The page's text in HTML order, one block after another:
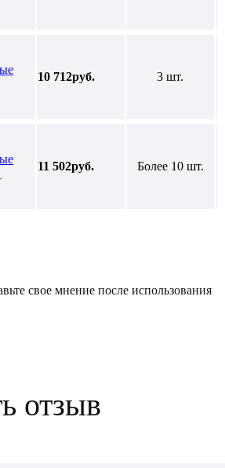
10 712руб. 3 шт.
11 502руб. Более 10 шт.
свое мнение после использования
отзыв